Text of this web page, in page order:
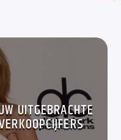
UITGEBRACHTE